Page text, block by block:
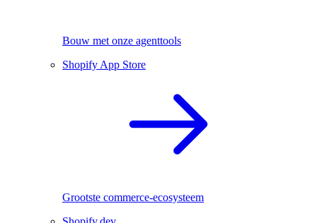
Bouw met onze agenttools
Shopify App Store
Grootste commerce-ecosysteem